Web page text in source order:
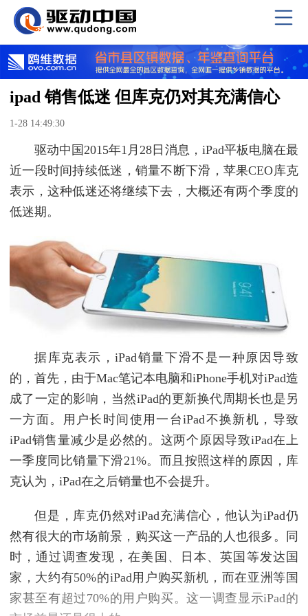
ipad 销售低迷 但库克仍对其充满信心
1-28 14:49:30
驱动中国2015年1月28日消息，iPad平板电脑在最
近一段时间持续低迷，销量不断下滑，苹果CEO库克
表示，这种低迷还将继续下去，大概还有两个季度的
低迷期。
据库克表示，iPad销量下滑不是一种原因导致
的，首先，由于Mac笔记本电脑和iPhone手机对iPad造
成了一定的影响，当然iPad的更新换代周期长也是另
一方面。用户长时间使用一台iPad不换新机，导致
iPad销售量减少是必然的。这两个原因导致iPad在上
一季度同比销量下滑21%。而且按照这样的原因，库
克认为，iPad在之后销量也不会提升。
但是，库克仍然对iPad充满信心，他认为iPad仍
然有很大的市场前景，购买这一产品的人也很多。同
时，通过调查发现，在美国、日本、英国等发达国
家，大约有50%的iPad用户购买新机，而在亚洲等国
家甚至有超过70%的用户购买。这一调查显示iPad的